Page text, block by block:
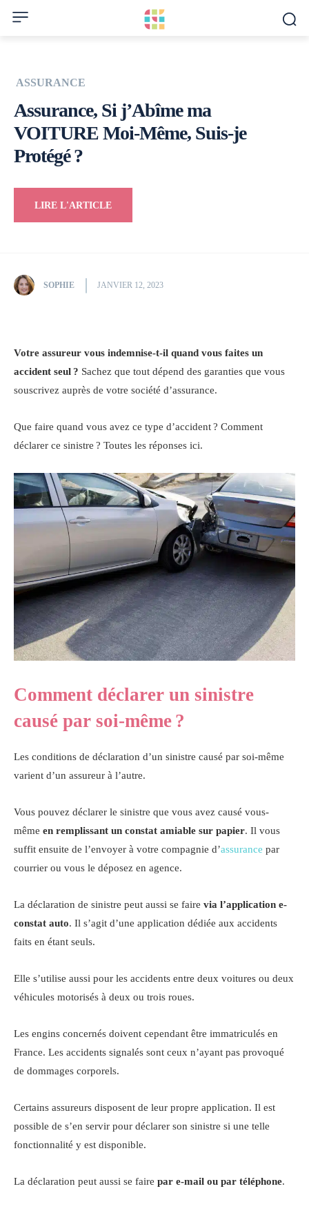
ASSURANCE
Assurance, Si j’Abîme ma
VOITURE Moi-Même, Suis-je
Protégé ?
LIRE L'ARTICLE
SOPHIE JANVIER 12, 2023
Votre assureur vous indemnise-t-il quand vous faites un
accident seul ? Sachez que tout dépend des garanties que vous
souscrivez auprès de votre société d’assurance.
Que faire quand vous avez ce type d’accident ? Comment
déclarer ce sinistre ? Toutes les réponses ici.
Comment déclarer un sinistre
causé par soi-même ?
Les conditions de déclaration d’un sinistre causé par soi-même
varient d’un assureur à l’autre.
Vous pouvez déclarer le sinistre que vous avez causé vous-
même en remplissant un constat amiable sur papier. Il vous
suffit ensuite de l’envoyer à votre compagnie d’assurance par
courrier ou vous le déposez en agence.
La déclaration de sinistre peut aussi se faire via l’application e-
constat auto. Il s’agit d’une application dédiée aux accidents
faits en étant seuls.
Elle s’utilise aussi pour les accidents entre deux voitures ou deux
véhicules motorisés à deux ou trois roues.
Les engins concernés doivent cependant être immatriculés en
France. Les accidents signalés sont ceux n’ayant pas provoqué
de dommages corporels.
Certains assureurs disposent de leur propre application. Il est
possible de s’en servir pour déclarer son sinistre si une telle
fonctionnalité y est disponible.
La déclaration peut aussi se faire par e-mail ou par téléphone.